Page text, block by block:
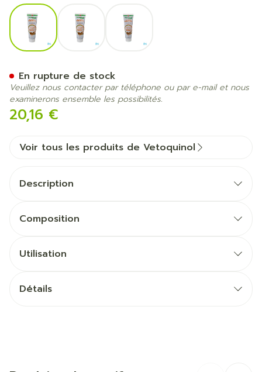
View larger imageView larger imageView larger image
20,16 €
En rupture de stock
Veuillez nous contacter par téléphone ou par e-mail et nous
examinerons ensemble les possibilités.
Voir tous les produits de Vetoquinol
Description
Composition
Utilisation
Entretien des boules de poils :
Détails